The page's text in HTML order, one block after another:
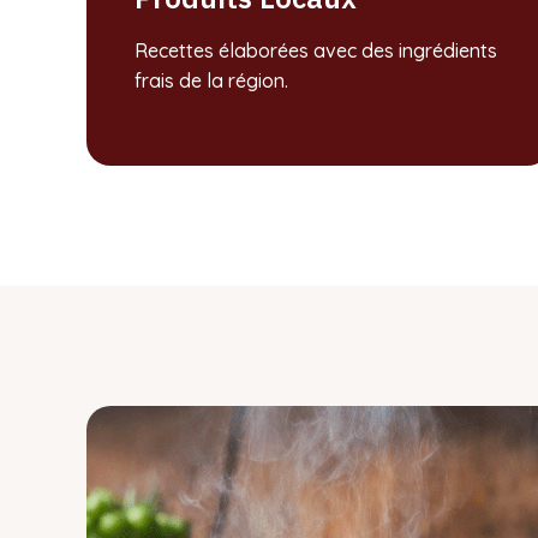
Recettes élaborées avec des ingrédients
frais de la région.